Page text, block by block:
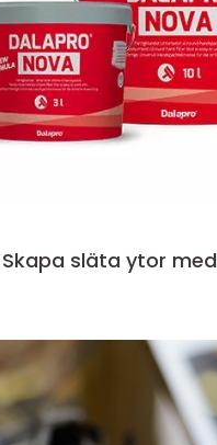
släta ytor med